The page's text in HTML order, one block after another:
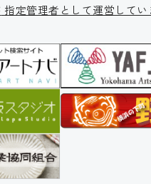
指定管理者として運営してい